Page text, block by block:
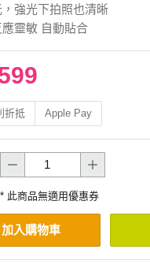
強光下拍照也清晰
靈敏 自動貼合
折抵 Apple Pay
* 此商品無適用優惠券
加入購物車